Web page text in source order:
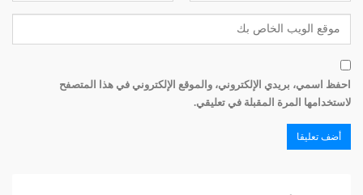
احفظ اسمي، بريدي الإلكتروني، والموقع الإلكتروني في هذا المتصفح
لاستخدامها المرة المقبلة في تعليقي.